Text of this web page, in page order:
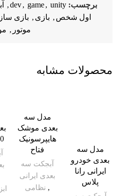
برچسب:
dev, game, unity
,
اول شخص , بازی , بازی
موتور ,
محصولات مشابه
مدل سه
بعدی خودرو
ایرانی رانا
پلاس
مدل سه
بعدی موشک
هایپرسونیک
فتاح
آبجکت سه
بعدی ایرانی
, نظامی